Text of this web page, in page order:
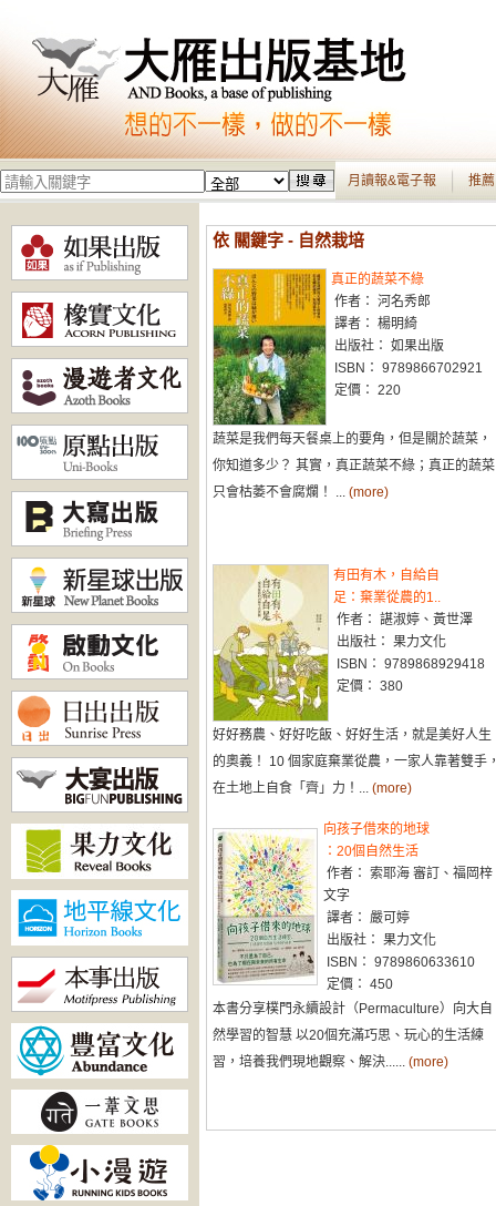
月讀報&電子報 推
依 關鍵字 - 自然栽培
真正的蔬菜不綠
作者： 河名秀郎
譯者： 楊明綺
出版社： 如果出版
ISBN： 9789866702921
定價： 220
蔬菜是我們每天餐桌上的要角，但是關於蔬菜，
你知道多少？ 其實，真正蔬菜不綠；真正的蔬菜
只會枯萎不會腐爛！ ... (more)
有田有木，自給自
足：棄業從農的1..
作者： 諶淑婷、黃世澤
出版社： 果力文化
ISBN： 9789868929418
定價： 380
好好務農、好好吃飯、好好生活，就是美好人生
的奧義！ 10 個家庭棄業從農，一家人靠著雙手
在土地上自食「齊」力！... (more)
向孩子借來的地球
：20個自然生活
作者： 索耶海 審訂、福岡梓
文字
譯者： 嚴可婷
出版社： 果力文化
ISBN： 9789860633610
定價： 450
本書分享樸門永續設計（Permaculture）向大自
然學習的智慧 以20個充滿巧思、玩心的生活練
習，培養我們現地觀察、解決...... (more)